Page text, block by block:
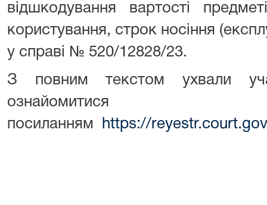
відшкодування вартості
користування, строк носіння
у справі № 520/12828/23.
З повним текстом ухвали
посиланням
https://